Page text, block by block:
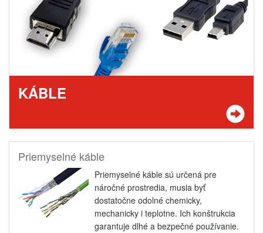
KÁBLE
Priemyselné káble
Priemyselné káble sú určená pre
náročné prostredia, musia byť
dostatočne odolné chemicky,
mechanicky i teplotne. Ich konštrukcia
garantuje dlhé a bezpečné používanie.